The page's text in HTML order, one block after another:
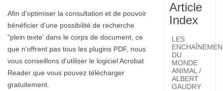
Article
Index
LES
DU
MONDE
ANIMAL /
ALBERT
GAUDRY
Afin d'optimiser la consultation et de pouvoir
bénéficier d'une possibilité de recherche
"plein texte' dans le corps de document, ce
que n'offrent pas tous les plugins PDF, nous
vous conseillons d'utiliser le logiciel Acrobat
Reader que vous pouvez télécharger
gratuitement.